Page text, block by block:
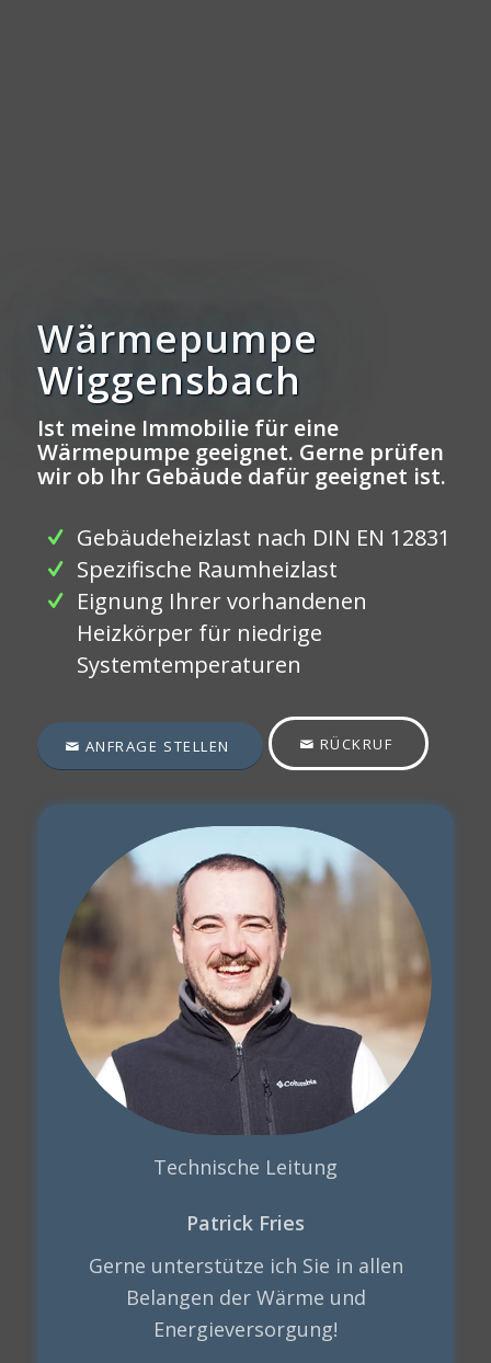
Wärmepumpe
Wiggensbach
Ist meine Immobilie für eine
Wärmepumpe geeignet. Gerne prüfen
wir ob Ihr Gebäude dafür geeignet ist.
Gebäudeheizlast nach DIN EN 12831
Spezifische Raumheizlast
Eignung Ihrer vorhandenen
Heizkörper für niedrige
Systemtemperaturen
ANFRAGE STELLEN RÜCKRUF
Technische Leitung
Patrick Fries
Gerne unterstütze ich Sie in allen
Belangen der Wärme und
Energieversorgung!